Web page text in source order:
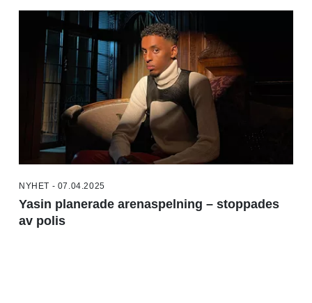
NYHET - 07.04.2025
Yasin planerade arenaspelning – stoppades
av polis